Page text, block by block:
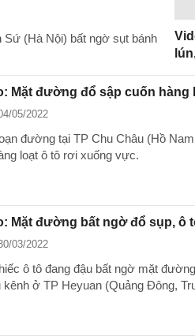
Sứ (Hà Nội) bất ngờ sụt bánh
Mặt đường đổ sập cuốn
05/2022
đường tại TP Chu Châu (Hồ
loạt ô tô rơi xuống vực.
Mặt đường bất ngờ đổ sụp, ô
03/2022
ô tô đang đậu bất ngờ mặt
kênh ở TP Heyuan (Quảng Đông,